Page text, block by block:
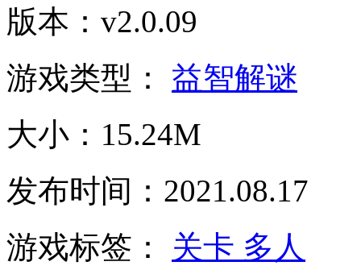
版本：v2.0.09
游戏类型： 益智解谜
大小：15.24M
发布时间：2021.08.17
游戏标签： 关卡 多人